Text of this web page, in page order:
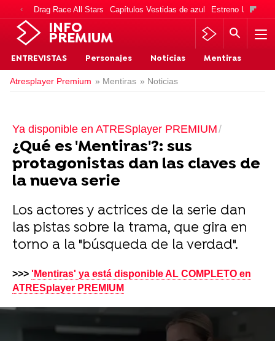
Drag Race All Stars Capítulos Vestidas de azul Estreno Una
INFO
PREMIUM
ENTREVISTAS Personajes Noticias Mentiras
Atresplayer Premium » Mentiras » Noticias
Ya disponible en ATRESplayer PREMIUM
¿Qué es 'Mentiras'?: sus
protagonistas dan las claves de
la nueva serie
Los actores y actrices de la serie dan
las pistas sobre la trama, que gira en
torno a la "búsqueda de la verdad".
>>> 'Mentiras' ya está disponible AL COMPLETO en
ATRESplayer PREMIUM